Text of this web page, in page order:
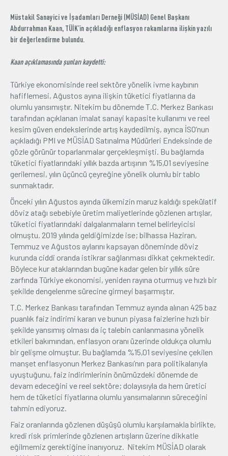
Üyelik
E-İşlemler
İletişim Hakkımızda Galeri
Müstakil Sanayici ve İşadamları Derneği (MÜSİAD) Genel Başkanı
Abdurrahman Kaan, TÜİK’in açıkladığı enflasyon rakamlarına ilişkin yazılı
bir değerlendirme bulundu.
Kaan açıklamasında şunları kaydetti:
Türkiye ekonomisinde reel sektöre yönelik ivme kaybının
hafiflemesi, Ağustos ayına ilişkin tüketici fiyatlarına da
olumlu yansımıştır. Nitekim bu dönemde T.C. Merkez Bankası
tarafından açıklanan imalat sanayi kapasite kullanımı ve reel
kesim güven endekslerinde artış kaydedilmiş, ayrıca İSO’nun
açıkladığı PMI ve MÜSİAD Satınalma Müdürleri Endeksinde de
gözle görünür toparlanmalar gerçekleşmişti. Bu bağlamda
tüketici fiyatlarındaki yıllık bazda artışının %15,01 seviyesine
gerilemesi, yılın üçüncü çeyreğine yönelik olumlu bir tablo
sunmaktadır.
Önceki yılın Ağustos ayında ülkemizin maruz kaldığı spekülatif
döviz atağı sebebiyle üretim maliyetlerinde gözlenen artışlar,
tüketici fiyatlarındaki dalgalanmaların temel belirleyicisi
olmuştu. 2019 yılında geldiğimizde ise; bilhassa Haziran,
Temmuz ve Ağustos aylarını kapsayan döneminde döviz
kurunda ciddi oranda istikrar sağlanması dikkat çekmektedir.
Böylece kur ataklarından bugüne kadar gelen bir yıllık süre
zarfında Türkiye ekonomisi, yeniden rayına oturmuş ve hızlı bir
şekilde dengelenme sürecine girmeyi başarmıştır.
T.C. Merkez Bankası tarafından Temmuz ayında alınan 425 baz
puanlık faiz indirimi kararı ve bunun piyasa faizlerine hızlı bir
şekilde yansımış olması da iç talebin canlanmasına yönelik
etkileri bakımından, enflasyon oranı üzerinde oldukça olumlu
bir gelişme olmuştur. Bu bağlamda %15,01 seviyesine çekilen
manşet enflasyonun Merkez Bankası’nın para politikalarıyla
uyuştuğunu, faiz indirimlerinin önümüzdeki dönemde de
devam edeceğini ve reel sektöre; dolayısıyla da hem üretici
hem de tüketici fiyatlarına olumlu yansımalarının süreceğini
tahmin ediyoruz.
Faiz oranlarında gözlenen düşüşü olumlu karşılamakla birlikte,
kredi risk primlerinde gözlenen artışların üzerine dikkatle
eğilmemiz gerektiğine inanıyoruz. Nitekim MÜSİAD olarak